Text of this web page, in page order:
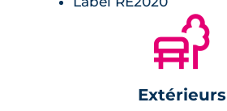
🌲
Extérieurs